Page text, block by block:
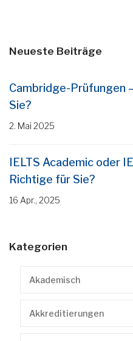
Neueste Beiträge
Cambridge-Prüfungen
Sie?
2. Mai 2025
IELTS Academic oder
Richtige für Sie?
16 Apr., 2025
Kategorien
Akademisch
Akkreditierungen